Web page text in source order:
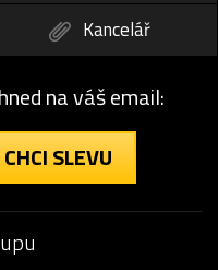
Kancelář
na váš email:
CHCI SLEVU